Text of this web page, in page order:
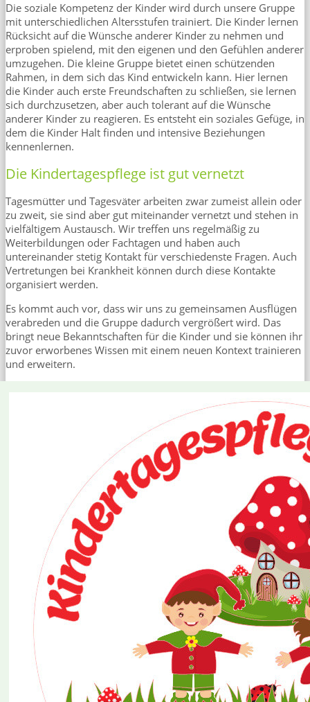
Die soziale Kompetenz der Kinder wird durch unsere Gruppe
mit unterschiedlichen Altersstufen trainiert. Die Kinder lernen
Rücksicht auf die Wünsche anderer Kinder zu nehmen und
erproben spielend, mit den eigenen und den Gefühlen anderer
umzugehen. Die kleine Gruppe bietet einen schützenden
Rahmen, in dem sich das Kind entwickeln kann. Hier lernen
die Kinder auch erste Freundschaften zu schließen, sie lernen
sich durchzusetzen, aber auch tolerant auf die Wünsche
anderer Kinder zu reagieren. Es entsteht ein soziales Gefüge, in
dem die Kinder Halt finden und intensive Beziehungen
kennenlernen.
Die Kindertagespflege ist gut vernetzt
Tagesmütter und Tagesväter arbeiten zwar zumeist allein oder
zu zweit, sie sind aber gut miteinander vernetzt und stehen in
vielfältigem Austausch. Wir treffen uns regelmäßig zu
Weiterbildungen oder Fachtagen und haben auch
untereinander stetig Kontakt für verschiedenste Fragen. Auch
Vertretungen bei Krankheit können durch diese Kontakte
organisiert werden.
Es kommt auch vor, dass wir uns zu gemeinsamen Ausflügen
verabreden und die Gruppe dadurch vergrößert wird. Das
bringt neue Bekanntschaften für die Kinder und sie können ihr
zuvor erworbenes Wissen mit einem neuen Kontext trainieren
und erweitern.